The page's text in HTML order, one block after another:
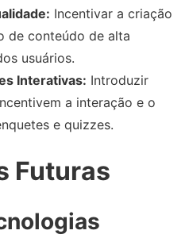
Incentivar a criação
de conteúdo de alta
usuários.
Interativas: Introduzir
a interação e o
e quizzes.
Futuras